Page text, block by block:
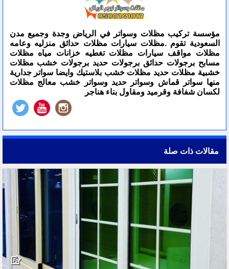
مؤسسة تركيب مظلات وسواتر في الرياض وجدة وجميع مدن
السعودية تقوم .مظلات سيارات مظلات حدائق منزليه وعامه
مظلات مواقف سيارات مظلات تغطيه خزانات مياه مظلات
مسابح برجولات حدائق برجولات حديد برجولات خشب مظلات
خشبية مظلات حديد مظلات خشب بلاستيك وايضا سواتر جدارية
منها سواتر قماش وسواتر حديد وسواتر خشب معالج مظلات
لكسان شفافة وقرميد ومقاول بناء هناجر
مقالات ذات صلة